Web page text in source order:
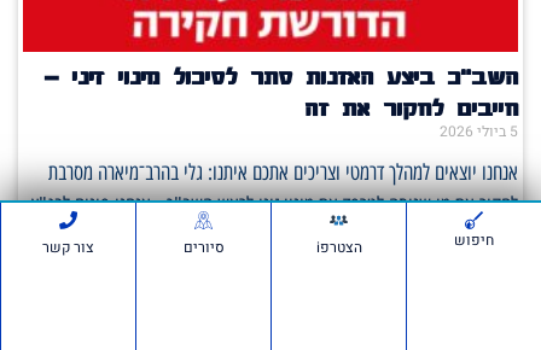
השב"כ ביצע האזנות סתר לסיכול מינוי זיני –
חייבים לחקור את זה
5 ביולי 2026
אנחנו יוצאים למהלך דרמטי וצריכים אתכם איתנו: גלי בהרב־מיארה מסרבת
לחקור את מי שניסה לטרפד את מינוי זיני לראש השב"כ– אנחנו פונים לבג"ץ.
על פיחיפוש הצטרפi סיורים צור קשר